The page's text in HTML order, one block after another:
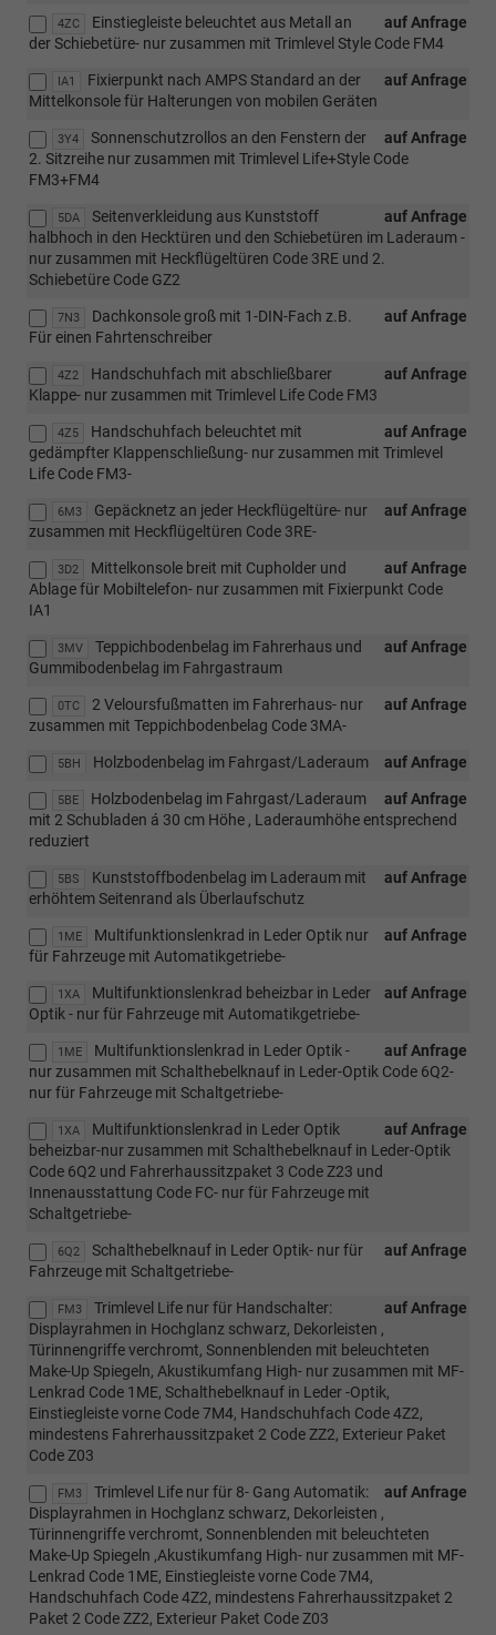
4ZC auf Anfrage
Einstiegleiste beleuchtet aus Metall an
der Schiebetüre- nur zusammen mit Trimlevel Style Code FM4
IA1 auf Anfrage
Fixierpunkt nach AMPS Standard an der
Mittelkonsole für Halterungen von mobilen Geräten
3Y4 auf Anfrage
Sonnenschutzrollos an den Fenstern der
2. Sitzreihe nur zusammen mit Trimlevel Life+Style Code
FM3+FM4
5DA auf Anfrage
Seitenverkleidung aus Kunststoff
halbhoch in den Hecktüren und den Schiebetüren im Laderaum -
nur zusammen mit Heckflügeltüren Code 3RE und 2.
Schiebetüre Code GZ2
7N3 auf Anfrage
Dachkonsole groß mit 1-DIN-Fach z.B.
Für einen Fahrtenschreiber
4Z2 auf Anfrage
Handschuhfach mit abschließbarer
Klappe- nur zusammen mit Trimlevel Life Code FM3
4Z5 auf Anfrage
Handschuhfach beleuchtet mit
gedämpfter Klappenschließung- nur zusammen mit Trimlevel
Life Code FM3-
6M3 auf Anfrage
Gepäcknetz an jeder Heckflügeltüre- nur
zusammen mit Heckflügeltüren Code 3RE-
3D2 auf Anfrage
Mittelkonsole breit mit Cupholder und
Ablage für Mobiltelefon- nur zusammen mit Fixierpunkt Code
IA1
3MV auf Anfrage
Teppichbodenbelag im Fahrerhaus und
Gummibodenbelag im Fahrgastraum
0TC auf Anfrage
2 Veloursfußmatten im Fahrerhaus- nur
zusammen mit Teppichbodenbelag Code 3MA-
5BH auf Anfrage
Holzbodenbelag im Fahrgast/Laderaum
5BE auf Anfrage
Holzbodenbelag im Fahrgast/Laderaum
mit 2 Schubladen á 30 cm Höhe , Laderaumhöhe entsprechend
reduziert
5BS auf Anfrage
Kunststoffbodenbelag im Laderaum mit
erhöhtem Seitenrand als Überlaufschutz
1ME auf Anfrage
Multifunktionslenkrad in Leder Optik nur
für Fahrzeuge mit Automatikgetriebe-
1XA auf Anfrage
Multifunktionslenkrad beheizbar in Leder
Optik - nur für Fahrzeuge mit Automatikgetriebe-
1ME auf Anfrage
Multifunktionslenkrad in Leder Optik -
nur zusammen mit Schalthebelknauf in Leder-Optik Code 6Q2-
nur für Fahrzeuge mit Schaltgetriebe-
1XA auf Anfrage
Multifunktionslenkrad in Leder Optik
beheizbar-nur zusammen mit Schalthebelknauf in Leder-Optik
Code 6Q2 und Fahrerhaussitzpaket 3 Code Z23 und
Innenausstattung Code FC- nur für Fahrzeuge mit
Schaltgetriebe-
6Q2 auf Anfrage
Schalthebelknauf in Leder Optik- nur für
Fahrzeuge mit Schaltgetriebe-
FM3 auf Anfrage
Trimlevel Life nur für Handschalter:
Displayrahmen in Hochglanz schwarz, Dekorleisten ,
Türinnengriffe verchromt, Sonnenblenden mit beleuchteten
Make-Up Spiegeln, Akustikumfang High- nur zusammen mit MF-
Lenkrad Code 1ME, Schalthebelknauf in Leder -Optik,
Einstiegleiste vorne Code 7M4, Handschuhfach Code 4Z2,
mindestens Fahrerhaussitzpaket 2 Code ZZ2, Exterieur Paket
Code Z03
FM3 auf Anfrage
Trimlevel Life nur für 8- Gang Automatik:
Displayrahmen in Hochglanz schwarz, Dekorleisten ,
Türinnengriffe verchromt, Sonnenblenden mit beleuchteten
Make-Up Spiegeln ,Akustikumfang High- nur zusammen mit MF-
Lenkrad Code 1ME, Einstiegleiste vorne Code 7M4,
Handschuhfach Code 4Z2, mindestens Fahrerhaussitzpaket 2
Paket 2 Code ZZ2, Exterieur Paket Code Z03